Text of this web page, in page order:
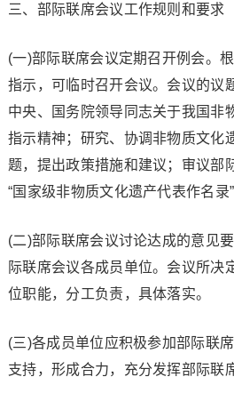
三、部际联席会议工作规则和要求
(一)部际联席会议定期召开例会。
指示，可临时召开会议。会议的议
中央、国务院领导同志关于我国非
指示精神；研究、协调非物质文化
题，提出政策措施和建议；审议部
“国家级非物质文化遗产代表作名录
(二)部际联席会议讨论达成的意见
际联席会议各成员单位。会议所决
位职能，分工负责，具体落实。
(三)各成员单位应积极参加部际联
支持，形成合力，充分发挥部际联